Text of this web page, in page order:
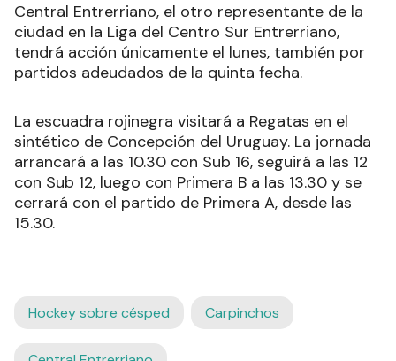
Central Entrerriano, el otro representante de la
ciudad en la Liga del Centro Sur Entrerriano,
tendrá acción únicamente el lunes, también por
partidos adeudados de la quinta fecha.
La escuadra rojinegra visitará a Regatas en el
sintético de Concepción del Uruguay. La jornada
arrancará a las 10.30 con Sub 16, seguirá a las 12
con Sub 12, luego con Primera B a las 13.30 y se
cerrará con el partido de Primera A, desde las
15.30.
Hockey sobre césped Carpinchos